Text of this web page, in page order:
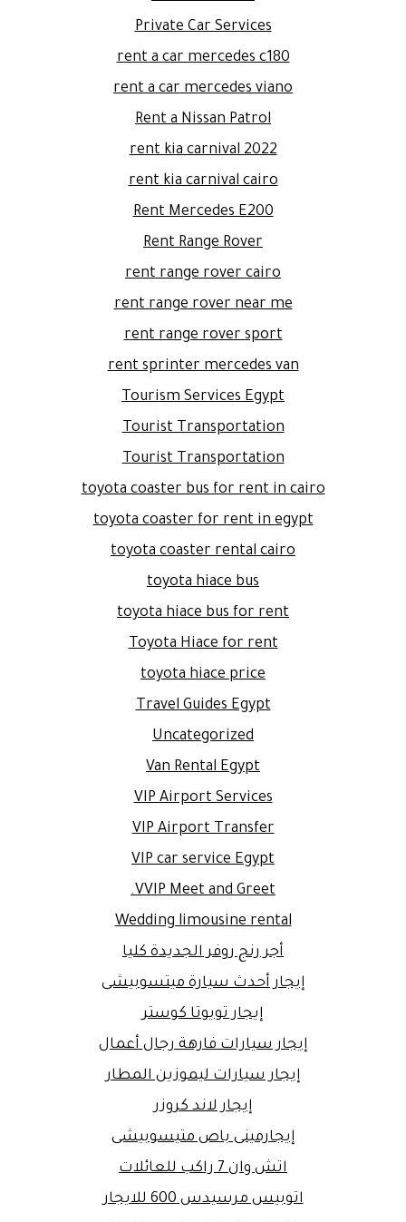
Private Car Services
rent a car mercedes c180
rent a car mercedes viano
Rent a Nissan Patrol
rent kia carnival 2022
rent kia carnival cairo
Rent Mercedes E200
Rent Range Rover
rent range rover cairo
rent range rover near me
rent range rover sport
rent sprinter mercedes van
Tourism Services Egypt
Tourist Transportation
Tourist Transportation
toyota coaster bus for rent in cairo
toyota coaster for rent in egypt
toyota coaster rental cairo
toyota hiace bus
toyota hiace bus for rent
Toyota Hiace for rent
toyota hiace price
Travel Guides Egypt
Uncategorized
Van Rental Egypt
VIP Airport Services
VIP Airport Transfer
VIP car service Egypt
VVIP Meet and Greet.
Wedding limousine rental
أجر رنج روفر الجديدة كليا
إيجار أحدث سيارة ميتسوبيشى
إيجار تويوتا كوستر
إيجار سيارات فارهة رجال أعمال
إيجار سيارات ليموزين المطار
إيجار لاند كروزر
إيجارمينى باص متيسوبيشى
اتش وان 7 راكب للعائلات
اتوبيس مرسيدس 600 للايجار